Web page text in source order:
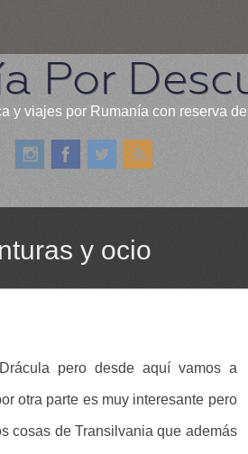
Por
y viajes por Rumanía con reserva
y ocio
pero desde aquí vamos a
otra parte es muy interesante pero
cosas de Transilvania que además